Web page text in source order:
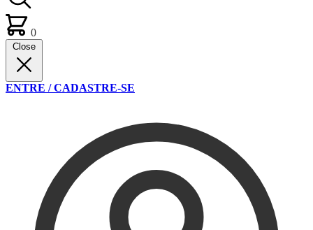
0
Close
ENTRE / CADASTRE-SE